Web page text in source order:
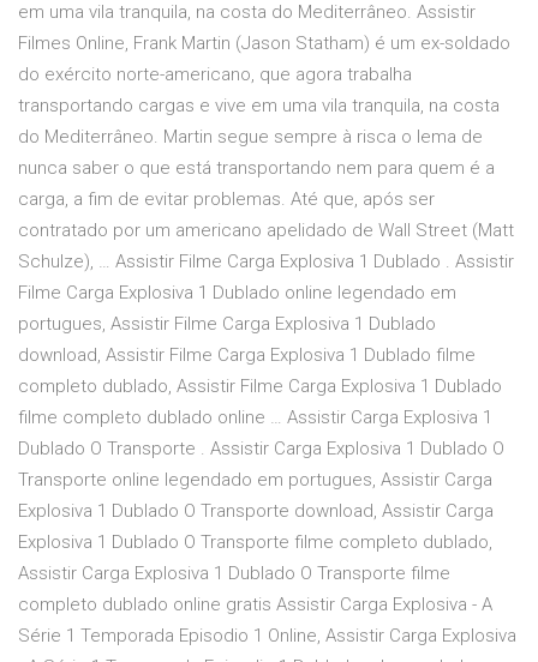
em uma vila tranquila, na costa do Mediterrâneo. Assistir
Filmes Online, Frank Martin (Jason Statham) é um ex-soldado
do exército norte-americano, que agora trabalha
transportando cargas e vive em uma vila tranquila, na costa
do Mediterrâneo. Martin segue sempre à risca o lema de
nunca saber o que está transportando nem para quem é a
carga, a fim de evitar problemas. Até que, após ser
contratado por um americano apelidado de Wall Street (Matt
Schulze), … Assistir Filme Carga Explosiva 1 Dublado . Assistir
Filme Carga Explosiva 1 Dublado online legendado em
portugues, Assistir Filme Carga Explosiva 1 Dublado
download, Assistir Filme Carga Explosiva 1 Dublado filme
completo dublado, Assistir Filme Carga Explosiva 1 Dublado
filme completo dublado online … Assistir Carga Explosiva 1
Dublado O Transporte . Assistir Carga Explosiva 1 Dublado O
Transporte online legendado em portugues, Assistir Carga
Explosiva 1 Dublado O Transporte download, Assistir Carga
Explosiva 1 Dublado O Transporte filme completo dublado,
Assistir Carga Explosiva 1 Dublado O Transporte filme
completo dublado online gratis Assistir Carga Explosiva - A
Série 1 Temporada Episodio 1 Online, Assistir Carga Explosiva